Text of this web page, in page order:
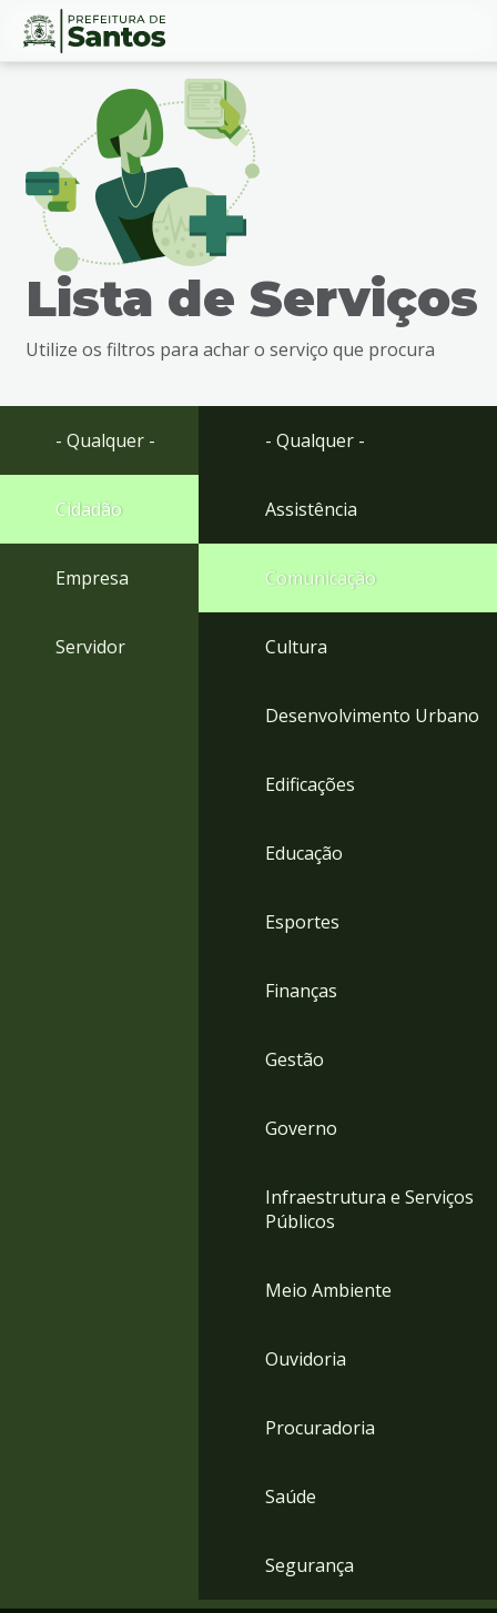
Ir
busca
Ir
rodapé
Conteúdo
Lista de Serviços
Utilize os filtros para achar o serviço que procura
- Qualquer -
Cidadão
Empresa
Servidor
- Qualquer -
Assistência
Comunicação
Cultura
Desenvolvimento Urbano
Edificações
Educação
Esportes
Finanças
Gestão
Governo
Infraestrutura e Serviços
Públicos
Meio Ambiente
Ouvidoria
Procuradoria
Saúde
Segurança